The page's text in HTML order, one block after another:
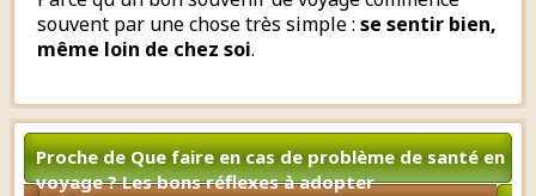
souvent par une chose très simple : se sentir bien,
même loin de chez soi.
Proche de Que faire en cas de problème de santé en
voyage ? Les bons réflexes à adopter